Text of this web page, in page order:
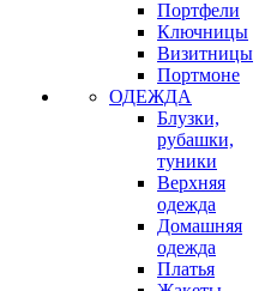
Портфели
Ключницы
Визитницы
Портмоне
ОДЕЖДА
Блузки,
рубашки,
туники
Верхняя
одежда
Домашняя
одежда
Платья